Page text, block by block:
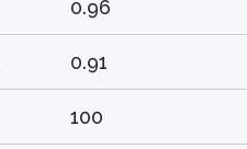
0.96
0.91
100